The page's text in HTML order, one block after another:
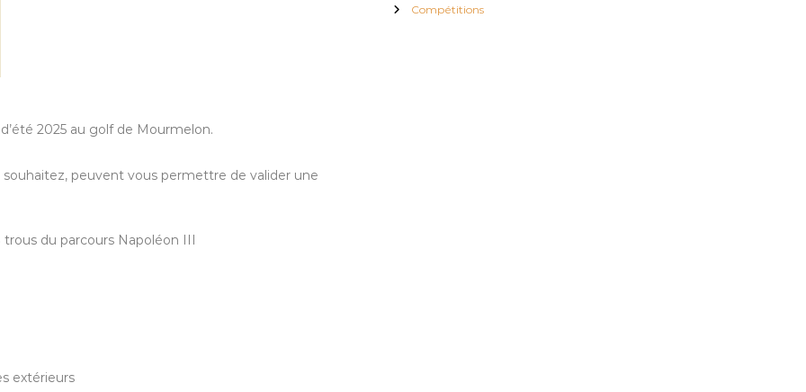
2025 au golf de Mourmelon.
peuvent vous permettre de valider une
du parcours Napoléon III
extérieurs
Compétitions